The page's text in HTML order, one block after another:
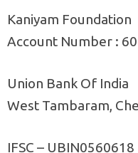
Kaniyam Foundation
Account Number :
Union Bank Of India
West Tambaram,
IFSC – UBIN0560618